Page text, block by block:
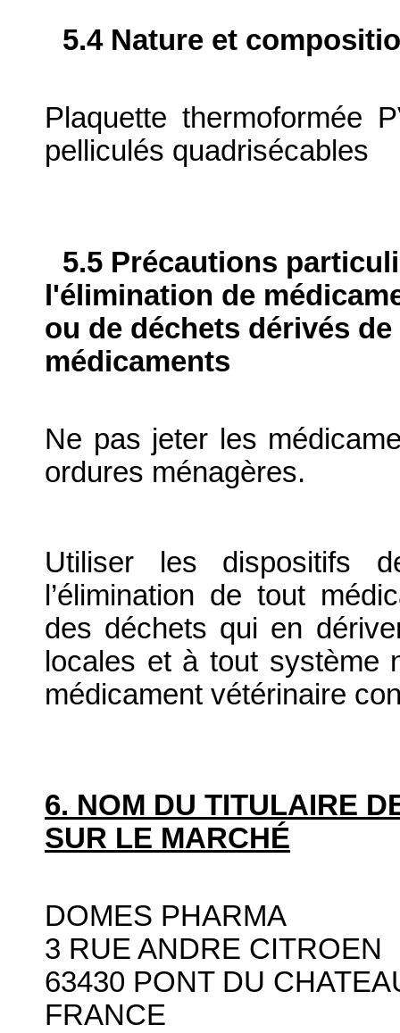
5.4 Nature et
Plaquette thermoformée
pelliculés quadrisécables
5.5 Précautions
l'élimination de
ou de déchets dérivés
médicaments
Ne pas jeter les
ordures ménagères.
Utiliser les dispositifs
l’élimination de tout
des déchets qui en
locales et à tout système
médicament vétérinaire
6. NOM DU TITULAIRE
SUR LE MARCHÉ
DOMES PHARMA
3 RUE ANDRE CITROEN
63430 PONT DU
FRANCE